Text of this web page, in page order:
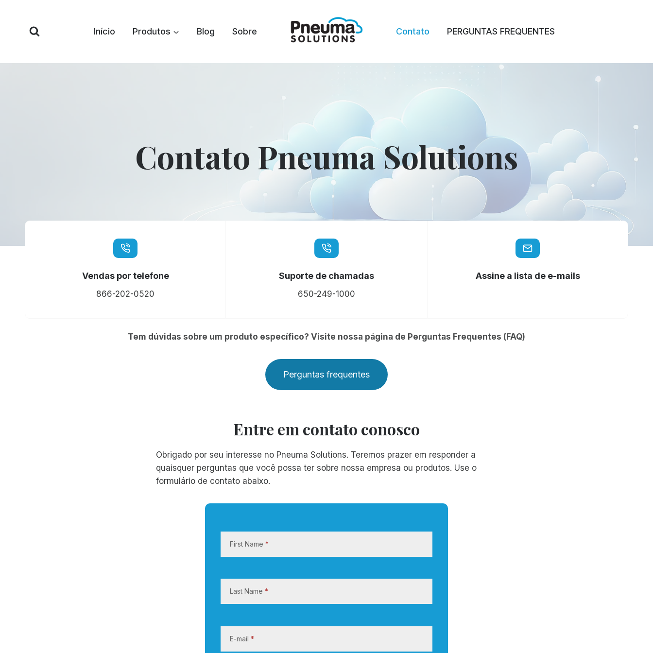
Início Produtos Blog Sobre Contato PERGUNTAS FREQUENTES
Contato Pneuma Solutions
Vendas por telefone
866-202-0520
Suporte de chamadas
650-249-1000
Assine a lista de e-mails
Tem dúvidas sobre um produto específico? Visite nossa página de Perguntas Frequentes (FAQ)
Perguntas frequentes
Entre em contato conosco
Obrigado por seu interesse no Pneuma Solutions. Teremos prazer em responder a
quaisquer perguntas que você possa ter sobre nossa empresa ou produtos. Use o
formulário de contato abaixo.
e
m
First Name *
Last Name *
E-mail *